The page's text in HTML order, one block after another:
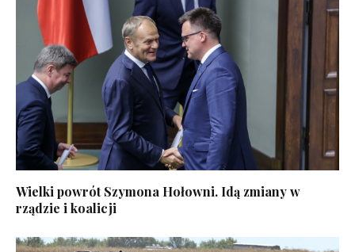
Wielki powrót Szymona Hołowni. Idą zmiany w
rządzie i koalicji